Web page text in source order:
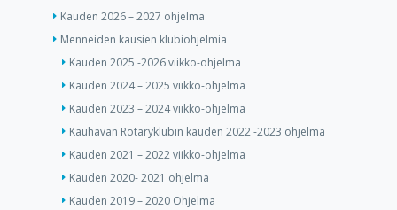
Kauden 2026 – 2027 ohjelma
Menneiden kausien klubiohjelmia
Kauden 2025 -2026 viikko-ohjelma
Kauden 2024 – 2025 viikko-ohjelma
Kauden 2023 – 2024 viikko-ohjelma
Kauhavan Rotaryklubin kauden 2022 -2023 ohjelma
Kauden 2021 – 2022 viikko-ohjelma
Kauden 2020- 2021 ohjelma
Kauden 2019 – 2020 Ohjelma